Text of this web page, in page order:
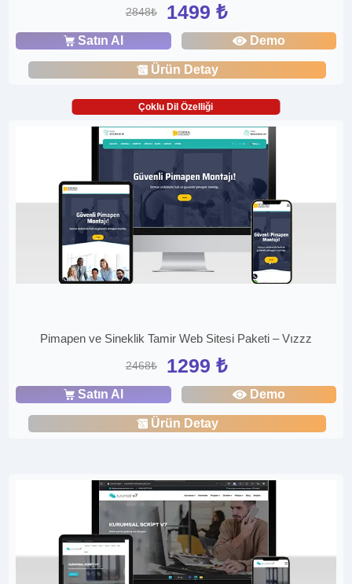
2848₺ 1499 ₺
Satın Al Demo
Ürün Detay
Çoklu Dil Özelliği
Pimapen ve Sineklik Tamir Web Sitesi Paketi – Vızzz
2468₺ 1299 ₺
Satın Al Demo
Ürün Detay